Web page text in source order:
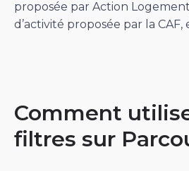
proposée par Action
d’activité proposée par la CAF,
Comment
filtres sur